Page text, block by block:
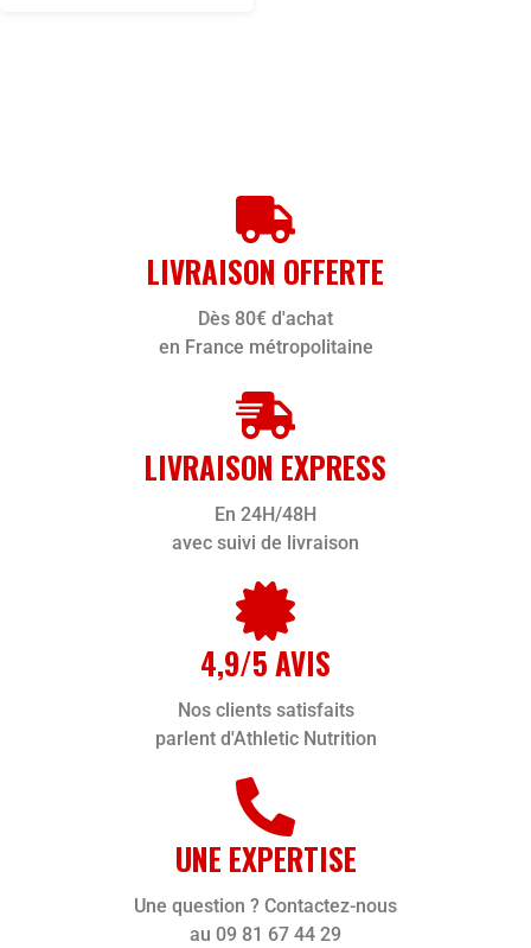
LIVRAISON OFFERTE
Dès 80€ d'achat
en France métropolitaine
LIVRAISON EXPRESS
En 24H/48H
avec suivi de livraison
4,9/5 AVIS
Nos clients satisfaits
parlent d'Athletic Nutrition
UNE EXPERTISE
Une question ? Contactez-nous
au 09 81 67 44 29